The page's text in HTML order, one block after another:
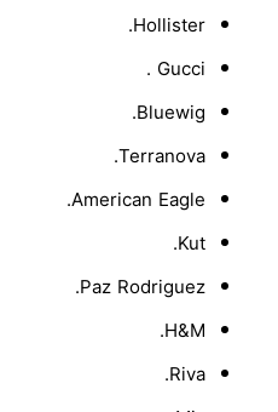
Hollister.
Gucci .
Bluewig.
Terranova.
American Eagle.
Kut.
Paz Rodriguez.
H&M.
Riva.